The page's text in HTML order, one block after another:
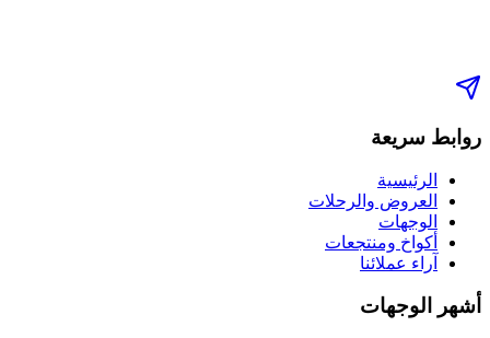
روابط سريعة
الرئيسية
العروض والرحلات
الوجهات
أكواخ ومنتجعات
آراء عملائنا
أشهر الوجهات